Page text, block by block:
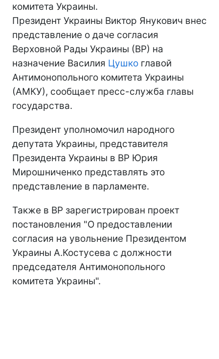
комитета Украины.
Президент Украины Виктор Янукович внес
представление о даче согласия
Верховной Рады Украины (ВР) на
назначение Василия Цушко главой
Антимонопольного комитета Украины
(АМКУ), сообщает пресс-служба главы
государства.
Президент уполномочил народного
депутата Украины, представителя
Президента Украины в ВР Юрия
Мирошниченко представлять это
представление в парламенте.
Также в ВР зарегистрирован проект
постановления "О предоставлении
согласия на увольнение Президентом
Украины А.Костусева с должности
председателя Антимонопольного
комитета Украины".